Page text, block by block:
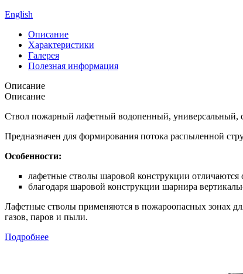
English
Описание
Характеристики
Галерея
Полезная информация
Описание
Описание
Ствол пожарный лафетный водопенный, универсальный,
Предназначен для формирования потока распыленной
Особенности:
лафетные стволы шаровой конструкции
благодаря шаровой конструкции шарнира
Лафетные стволы применяются в пожароопасных зонах
газов, паров и пыли.
Подробнее